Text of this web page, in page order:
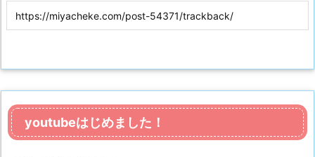
youtubeはじめました！